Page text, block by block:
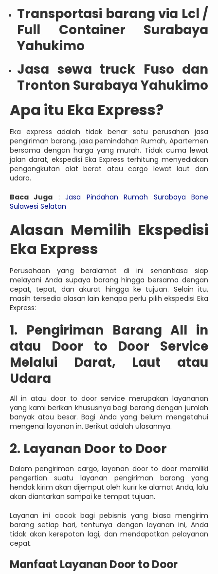
Transportasi barang via Lcl /
Full Container Surabaya
Yahukimo
Jasa sewa truck Fuso dan
Tronton Surabaya Yahukimo
Apa itu Eka Express?
Eka express adalah tidak benar satu perusahan jasa
pengiriman barang, jasa pemindahan Rumah, Apartemen
bersama dengan harga yang murah. Tidak cuma lewat
jalan darat, ekspedisi Eka Express terhitung menyediakan
pengangkutan alat berat atau cargo lewat laut dan
udara.
Baca Juga :Jasa Pindahan Rumah Surabaya Bone
Sulawesi Selatan
Alasan Memilih Ekspedisi
Eka Express
Perusahaan yang beralamat di ini senantiasa siap
melayani Anda supaya barang hingga bersama dengan
cepat, tepat, dan akurat hingga ke tujuan. Selain itu,
masih tersedia alasan lain kenapa perlu pilih ekspedisi Eka
Express:
1. Pengiriman Barang All in
atau Door to Door Service
Melalui Darat, Laut atau
Udara
All in atau door to door service merupakan layananan
yang kami berikan khususnya bagi barang dengan jumlah
banyak atau besar. Bagi Anda yang belum mengetahui
mengenai layanan in. Berikut adalah ulasannya.
2. Layanan Door to Door
Dalam pengiriman cargo, layanan door to door memiliki
pengertian suatu layanan pengiriman barang yang
hendak kirim akan dijemput oleh kurir ke alamat Anda, lalu
akan diantarkan sampai ke tempat tujuan.
Layanan ini cocok bagi pebisnis yang biasa mengirim
barang setiap hari, tentunya dengan layanan ini, Anda
tidak akan kerepotan lagi, dan mendapatkan pelayanan
cepat.
Manfaat Layanan Door to Door